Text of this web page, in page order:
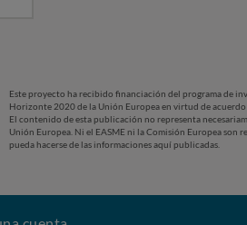
Este proyecto ha recibido financiación del programa de
Horizonte 2020 de la Unión Europea en virtud de acuerdo
El contenido de esta publicación no representa
Unión Europea. Ni el EASME ni la Comisión Europea son
pueda hacerse de las informaciones aquí publicadas.